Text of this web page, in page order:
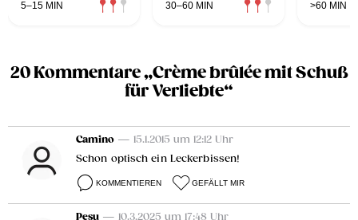
5–15 MIN 30–60 MIN >60 MIN
20 Kommentare „Crème brûlée mit Schuß
für Verliebte“
Camino — 15.1.2015 um 12:12 Uhr
Schon optisch ein Leckerbissen!
KOMMENTIEREN GEFÄLLT MIR
Pesu — 10.3.2025 um 17:48 Uhr